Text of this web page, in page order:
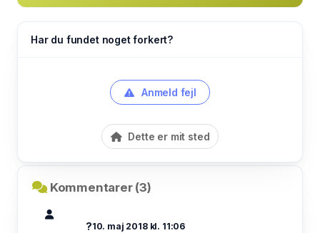
Har du fundet noget forkert?
Anmeld fejl
Dette er mit sted
Kommentarer (3)
?10. maj 2018 kl. 11:06